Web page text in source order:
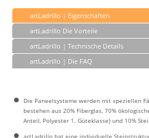
artLadrillo | Eigenschaften
artLadrillo Die Vorteile
artLadrillo | Technische Details
artLadrillo | Die FAQ
Die Paneelsysteme werden mit speziellen
bestehen aus 20% Fiberglas, 70%
Anteil, Polyester 1. Güteklasse) und 10%
artLadrillo hat eine individuelle